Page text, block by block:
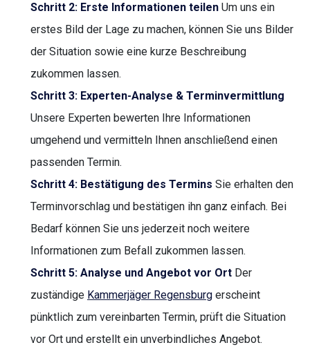
Schritt 2: Erste Informationen teilen Um uns ein
erstes Bild der Lage zu machen, können Sie uns Bilder
der Situation sowie eine kurze Beschreibung
zukommen lassen.
Schritt 3: Experten-Analyse & Terminvermittlung
Unsere Experten bewerten Ihre Informationen
umgehend und vermitteln Ihnen anschließend einen
passenden Termin.
Schritt 4: Bestätigung des Termins Sie erhalten den
Terminvorschlag und bestätigen ihn ganz einfach. Bei
Bedarf können Sie uns jederzeit noch weitere
Informationen zum Befall zukommen lassen.
Schritt 5: Analyse und Angebot vor Ort Der
zuständige Kammerjäger Regensburg erscheint
pünktlich zum vereinbarten Termin, prüft die Situation
vor Ort und erstellt ein unverbindliches Angebot.